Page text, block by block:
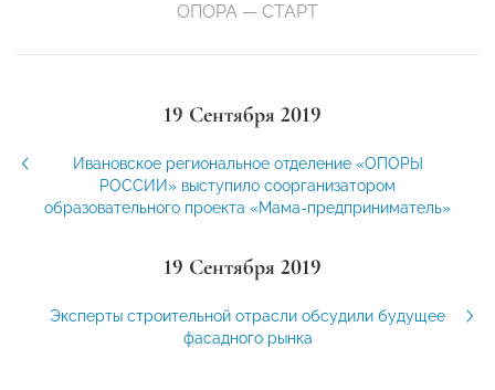
ОПОРА — СТАРТ
19 Сентября 2019
Ивановское региональное отделение «ОПОРЫ
РОССИИ» выступило соорганизатором
образовательного проекта «Мама-предприниматель»
19 Сентября 2019
Эксперты строительной отрасли обсудили будущее
фасадного рынка